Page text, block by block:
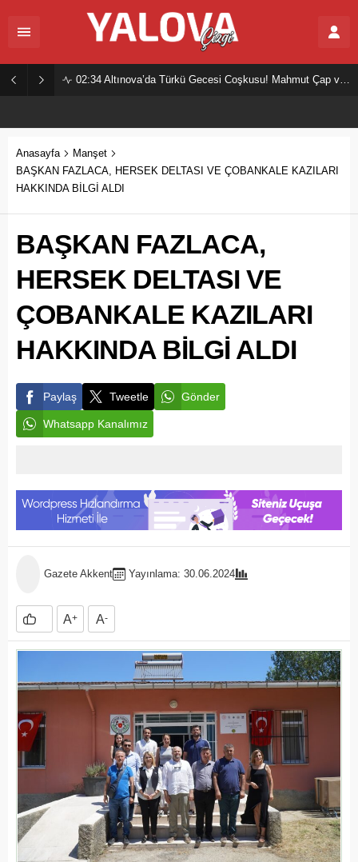
02:34 Altınova’da Türkü Gecesi Coşkusu! Mahmut Çap ve Ekibi Vatandaşları Buluşturdu
Anasayfa
Manşet
BAŞKAN FAZLACA, HERSEK DELTASI VE ÇOBANKALE KAZILARI
HAKKINDA BİLGİ ALDI
BAŞKAN FAZLACA,
HERSEK DELTASI VE
ÇOBANKALE KAZILARI
HAKKINDA BİLGİ ALDI
Paylaş Tweetle Gönder
Whatsapp Kanalımız
Gazete Akkent Yayınlama: 30.06.2024
A+ A-